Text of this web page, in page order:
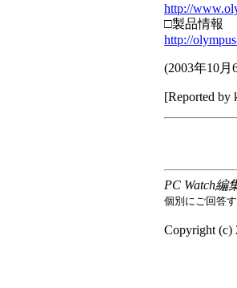
http://
□製品情報
http://
(2003年10月
[Reported by
PC Watch編
個別にご回答
Copyright (c)